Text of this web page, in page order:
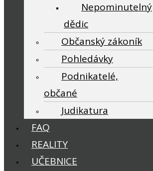
Nepominutelný
dědic
Občanský zákoník
Pohledávky
Podnikatelé,
občané
Judikatura
FAQ
REALITY
UČEBNICE